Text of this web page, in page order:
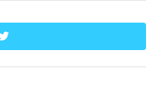
twitter